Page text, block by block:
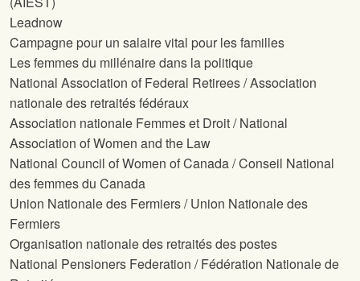
Leadnow
Campagne pour un salaire vital pour les familles
Les femmes du millénaire dans la politique
National Association of Federal Retirees / Association
nationale des retraités fédéraux
Association nationale Femmes et Droit / National
Association of Women and the Law
National Council of Women of Canada / Conseil National
des femmes du Canada
Union Nationale des Fermiers / Union Nationale des
Fermiers
Organisation nationale des retraités des postes
National Pensioners Federation / Fédération Nationale de